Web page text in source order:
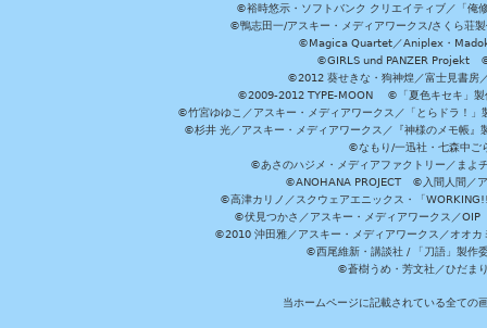
©裕時悠示・ソフトバンク クリエイティブ／「
©鴨志田一/アスキー・メディアワークス/さく
©Magica Quartet／Aniplex・
©GIRLS und PANZER Projekt ©
©2012 葵せきな・狗神煌／富士見書
©2009-2012 TYPE-MOON ©「夏色キセキ」製
©竹宮ゆゆこ／アスキー・メディアワークス／「とらドラ！
©杉井 光／アスキー・メディアワークス／『神様のメモ帳
©なもり/一迅社・七森中
©あさのハジメ・メディアファクトリー／ま
©ANOHANA PROJECT ©入間人間／ア
©高津カリノ／スクウェアエニックス・「
©伏見つかさ／アスキー・メディアワークス／
©2010 沖田雅／アスキー・メディアワークス／オオ
©西尾維新・講談社 / 「刀語」製作
©蒼樹うめ・芳文社／ひだま
当ホームページに記載されている全ての